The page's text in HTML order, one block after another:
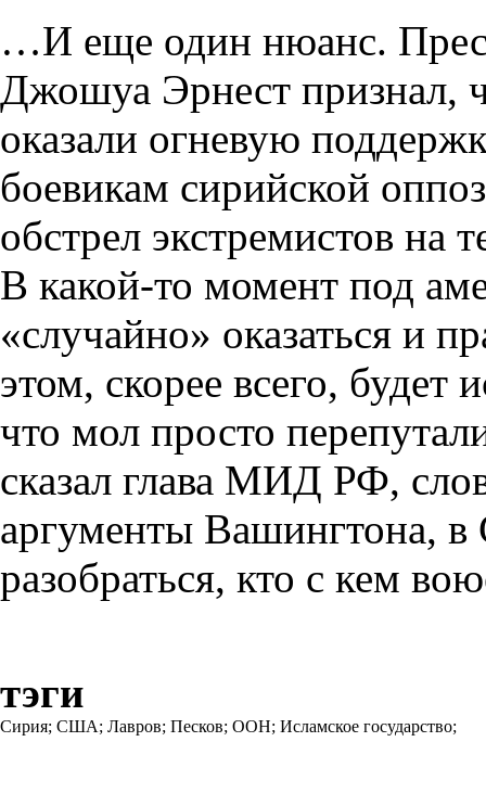
…И еще один нюанс.
Джошуа Эрнест
оказали огневую
боевикам сирийской
обстрел экстремистов на
В какой-то момент под
«случайно» оказаться и
этом, скорее всего, будет
что мол просто
сказал глава МИД РФ,
аргументы Вашингтона, в
разобраться, кто с кем
тэги
Сирия; США; Лавров; Песков; ООН; Исламское государство;